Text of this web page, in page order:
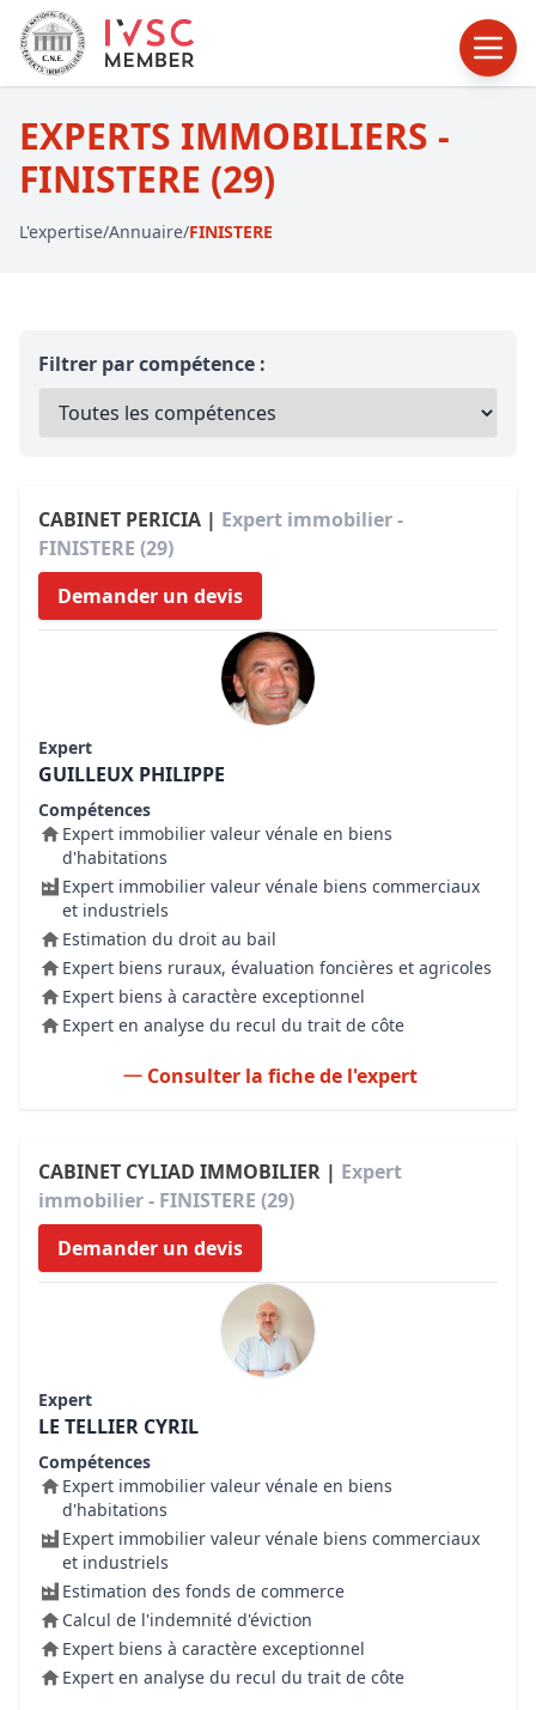
EXPERTS IMMOBILIERS -
FINISTERE (29)
L'expertise/Annuaire/FINISTERE
Filtrer par compétence :
CABINET PERICIA | Expert immobilier -
FINISTERE (29)
Demander un devis
Expert
GUILLEUX PHILIPPE
Compétences
Expert immobilier valeur vénale en biens
d'habitations
Expert immobilier valeur vénale biens commerciaux
et industriels
Estimation du droit au bail
Expert biens ruraux, évaluation foncières et agricoles
Expert biens à caractère exceptionnel
Expert en analyse du recul du trait de côte
Consulter la fiche de l'expert
CABINET CYLIAD IMMOBILIER | Expert
immobilier - FINISTERE (29)
Demander un devis
Expert
LE TELLIER CYRIL
Compétences
Expert immobilier valeur vénale en biens
d'habitations
Expert immobilier valeur vénale biens commerciaux
et industriels
Estimation des fonds de commerce
Calcul de l'indemnité d'éviction
Expert biens à caractère exceptionnel
Expert en analyse du recul du trait de côte